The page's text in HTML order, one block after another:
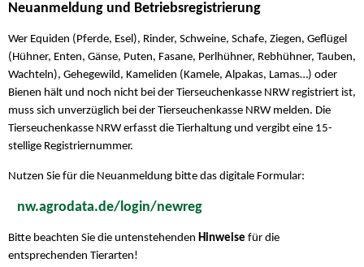
Neuanmeldung und Betriebsregistrierung
Wer Equiden (Pferde, Esel), Rinder, Schweine, Schafe, Ziegen, Geflügel
(Hühner, Enten, Gänse, Puten, Fasane, Perlhühner, Rebhühner, Tauben,
Wachteln), Gehegewild, Kameliden (Kamele, Alpakas, Lamas…) oder
Bienen hält und noch nicht bei der Tierseuchenkasse NRW registriert ist,
muss sich unverzüglich bei der Tierseuchenkasse NRW melden. Die
Tierseuchenkasse NRW erfasst die Tierhaltung und vergibt eine 15-
stellige Registriernummer.
Nutzen Sie für die Neuanmeldung bitte das digitale Formular:
nw.agrodata.de/login/newreg
Bitte beachten Sie die untenstehenden Hinweise für die
entsprechenden Tierarten!